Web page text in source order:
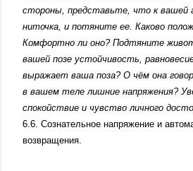
стороны, представьте, что к вашей
ниточка, и потяните ее. Каково
Комфортно ли оно? Подтяните
вашей позе устойчивость,
выражает ваша поза? О чём она
в вашем теле лишние напряжения?
спокойствие и чувство личного
6.6. Сознательное напряжение и
возвращения.